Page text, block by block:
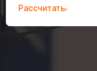
Рассчитать